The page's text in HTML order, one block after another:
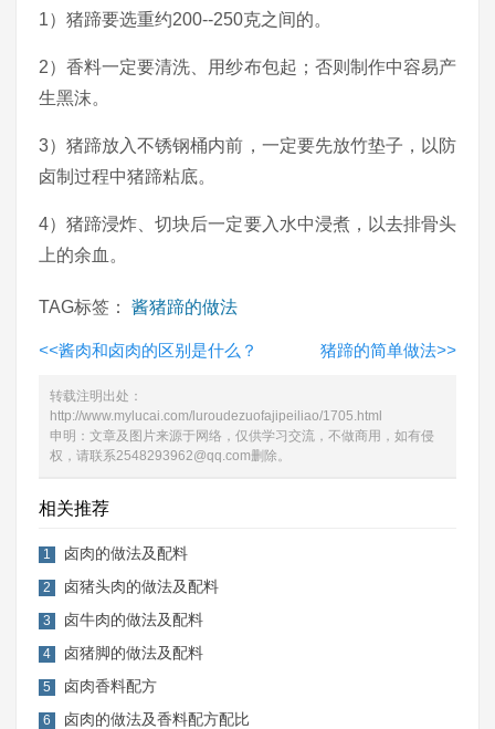
1）猪蹄要选重约200--250克之间的。
2）香料一定要清洗、用纱布包起；否则制作中容易产
生黑沫。
3）猪蹄放入不锈钢桶内前，一定要先放竹垫子，以防
卤制过程中猪蹄粘底。
4）猪蹄浸炸、切块后一定要入水中浸煮，以去排骨头
上的余血。
TAG标签： 酱猪蹄的做法
<<酱肉和卤肉的区别是什么？ 猪蹄的简单做法>>
转载注明出处：
http://www.mylucai.com/luroudezuofajipeiliao/1705.html
申明：文章及图片来源于网络，仅供学习交流，不做商用，如有侵
权，请联系2548293962@qq.com删除。
相关推荐
1 卤肉的做法及配料
2 卤猪头肉的做法及配料
3 卤牛肉的做法及配料
4 卤猪脚的做法及配料
5 卤肉香料配方
6 卤肉的做法及香料配方配比